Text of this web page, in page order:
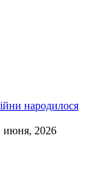
народилося
июня, 2026